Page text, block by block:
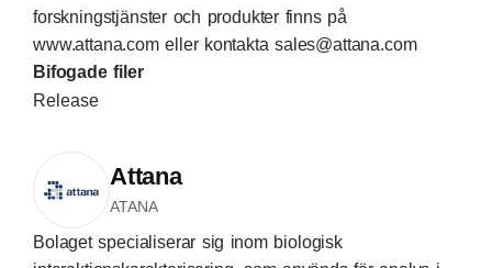
forskningstjänster och produkter finns på
www.attana.comeller kontaktasales@attana.com
Bifogade filer
Release
Attana
ATANA
Bolaget specialiserar sig inom biologisk